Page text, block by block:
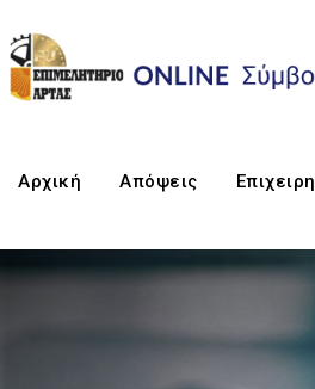
Αρχική Απόψεις